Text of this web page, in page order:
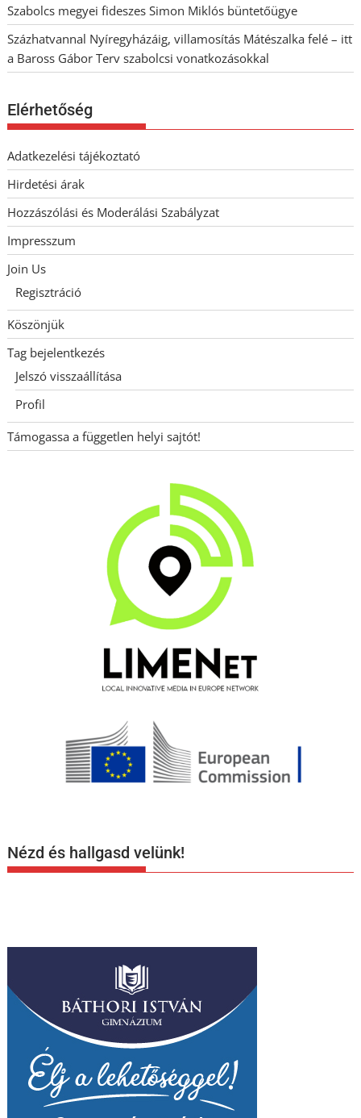
Szabolcs megyei fideszes Simon Miklós büntetőügye
Százhatvannal Nyíregyházáig, villamosítás Mátészalka felé – itt
a Baross Gábor Terv szabolcsi vonatkozásokkal
Elérhetőség
Adatkezelési tájékoztató
Hirdetési árak
Hozzászólási és Moderálási Szabályzat
Impresszum
Join Us
Regisztráció
Köszönjük
Tag bejelentkezés
Jelszó visszaállítása
Profil
Támogassa a független helyi sajtót!
Nézd és hallgasd velünk!